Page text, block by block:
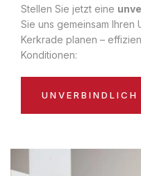
Stellen Sie jetzt eine
Sie uns gemeinsam Ihren
Kerkrade planen –
Konditionen:
UNVERBINDLICH